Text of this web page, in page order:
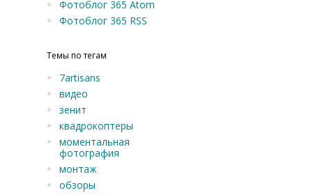
Фотоблог 365 Atom
Фотоблог 365 RSS
Темы по тегам
7artisans
видео
зенит
квадрокоптеры
моментальная
фотография
монтаж
обзоры